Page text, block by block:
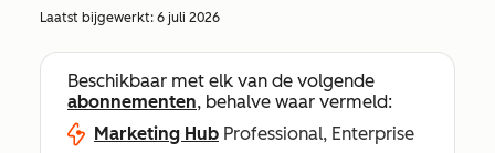
Laatst bijgewerkt: 6 juli 2026
Beschikbaar met elk van de volgende
abonnementen, behalve waar vermeld:
Marketing Hub Professional, Enterprise